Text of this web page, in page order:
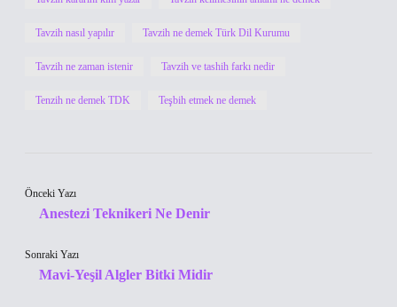
Tavzih nasıl yapılır Tavzih ne demek Türk Dil Kurumu
Tavzih ne zaman istenir Tavzih ve tashih farkı nedir
Tenzih ne demek TDK Teşbih etmek ne demek
Önceki Yazı
Anestezi Teknikeri Ne Denir
Sonraki Yazı
Mavi-Yeşil Algler Bitki Midir